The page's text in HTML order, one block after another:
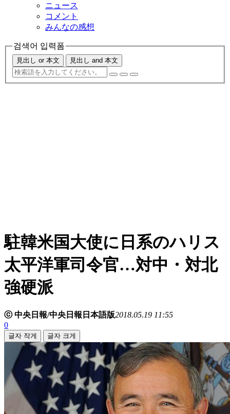
ニュース
コメント
みんなの感想
검색어 입력폼
見出し or 本文 見出し and 本文
駐韓米国大使に日系のハリス
太平洋軍司令官…対中・対北
強硬派
ⓒ 中央日報/中央日報日本語版2018.05.19 11:55
0
글자 작게 글자 크게